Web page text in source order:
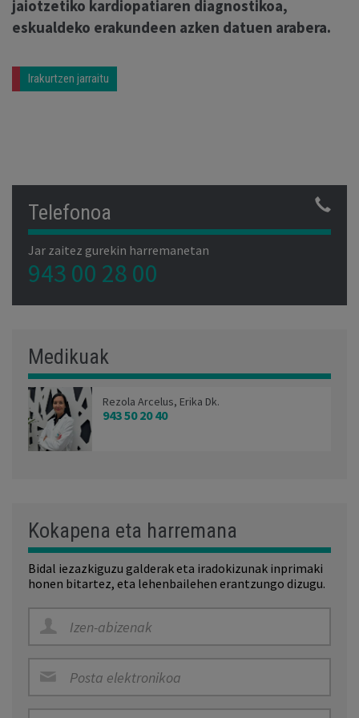
jaiotzetiko kardiopatiaren diagnostikoa,
eskualdeko erakundeen azken datuen arabera.
Irakurtzen jarraitu
Telefonoa
Jar zaitez gurekin harremanetan
943 00 28 00
Medikuak
Rezola Arcelus, Erika Dk.
943 50 20 40
Kokapena eta harremana
Bidal iezazkiguzu galderak eta iradokizunak inprimaki
honen bitartez, eta lehenbailehen erantzungo dizugu.